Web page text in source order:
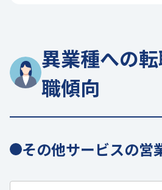
異業種への
職傾向
その他サービスの営